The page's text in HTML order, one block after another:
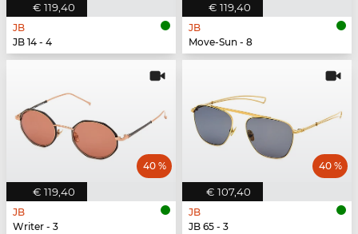
€ 119,40
JB
JB 14 - 4
€ 119,40
JB
Move-Sun - 8
€ 119,40
40 %
JB
Writer - 3
€ 107,40
40 %
JB
JB 65 - 3